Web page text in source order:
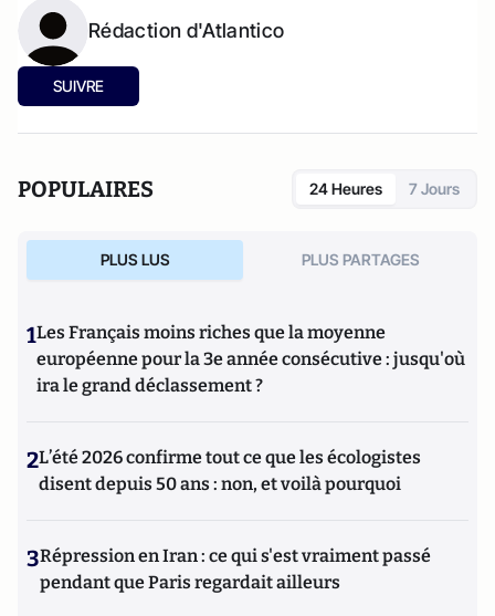
Rédaction d'Atlantico
SUIVRE
POPULAIRES 24 Heures 7 Jours
PLUS LUS PLUS PARTAGES
1Les Français moins riches que la moyenne
européenne pour la 3e année consécutive : jusqu'où
ira le grand déclassement ?
2L’été 2026 confirme tout ce que les écologistes
disent depuis 50 ans : non, et voilà pourquoi
3Répression en Iran : ce qui s'est vraiment passé
pendant que Paris regardait ailleurs